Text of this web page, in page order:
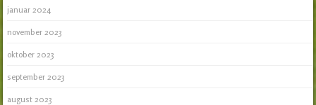
januar 2024
november 2023
oktober 2023
september 2023
august 2023